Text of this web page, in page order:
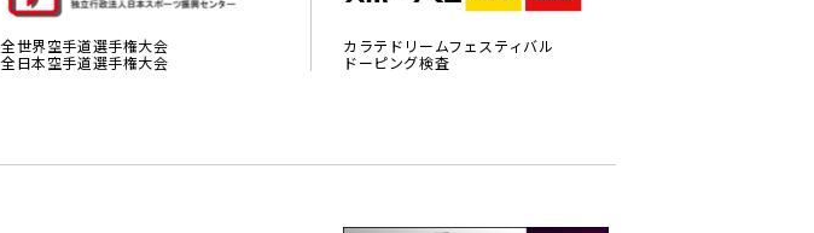
全世界空手道選手権大会
全日本空手道選手権大会
カラテドリームフェスティバル
ドーピング検査